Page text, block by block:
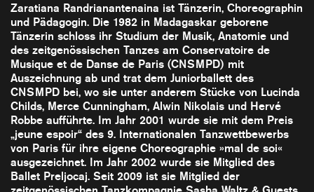
Zaratiana Randrianantenaina ist Tänzerin, Choreographin
und Pädagogin. Die 1982 in Madagaskar geborene
Tänzerin schloss ihr Studium der Musik, Anatomie und
des zeitgenössischen Tanzes am Conservatoire de
Musique et de Danse de Paris (CNSMPD) mit
Auszeichnung ab und trat dem Juniorballett des
CNSMPD bei, wo sie unter anderem Stücke von Lucinda
Childs, Merce Cunningham, Alwin Nikolais und Hervé
Robbe aufführte. Im Jahr 2001 wurde sie mit dem Preis
„jeune espoir“ des 9. Internationalen Tanzwettbewerbs
von Paris für ihre eigene Choreographie »mal de soi«
ausgezeichnet. Im Jahr 2002 wurde sie Mitglied des
Ballet Preljocaj. Seit 2009 ist sie Mitglied der